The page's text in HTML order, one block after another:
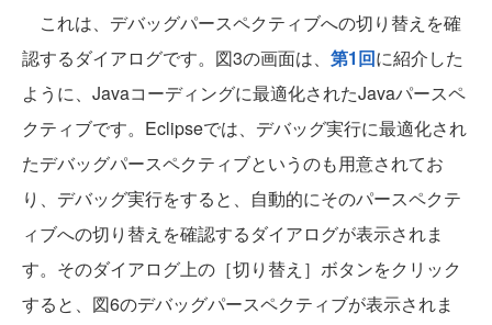
これは、デバッグパースペクティブへの切り替えを確
認するダイアログです。図3の画面は、 第1回に紹介した
ように、Javaコーディングに最適化されたJavaパースペ
クティブです。Eclipseでは、デバッグ実行に最適化され
たデバッグパースペクティブというのも用意されてお
り、デバッグ実行をすると、自動的にそのパースペクテ
ィブへの切り替えを確認するダイアログが表示されま
す。そのダイアログ上の［切り替え］ボタンをクリック
すると、図6のデバッグパースペクティブが表示されま